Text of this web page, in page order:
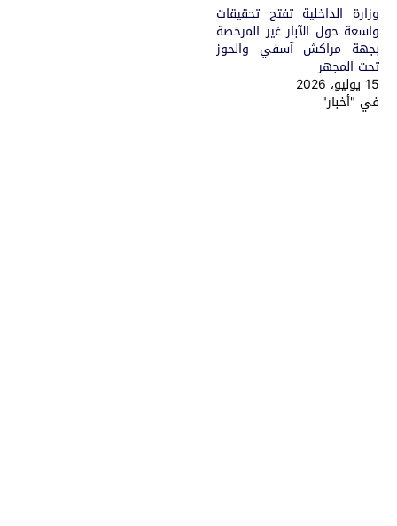
وزارة الداخلية تفتح تحقيقات
واسعة حول الآبار غير المرخصة
بجهة مراكش آسفي والحوز
تحت المجهر
15 يوليو، 2026
في "أخبار"